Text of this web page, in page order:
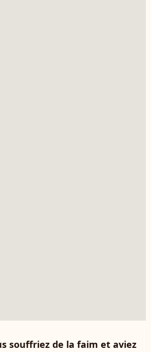
souffriez de la faim et aviez